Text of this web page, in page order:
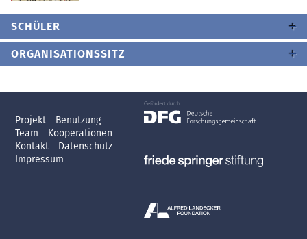
SCHÜLER
ORGANISATIONSSITZ
Projekt
Benutzung
Team
Kooperationen
Kontakt
Datenschutz
Impressum